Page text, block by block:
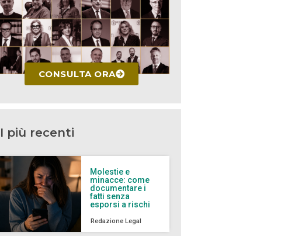
CONSULTA ORA
I più recenti
Molestie e
minacce: come
documentare i
fatti senza
esporsi a rischi
Redazione Legal